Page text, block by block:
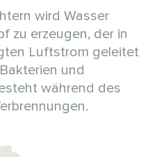
wird Wasser
zu erzeugen, der in
Luftstrom geleitet
und
während des